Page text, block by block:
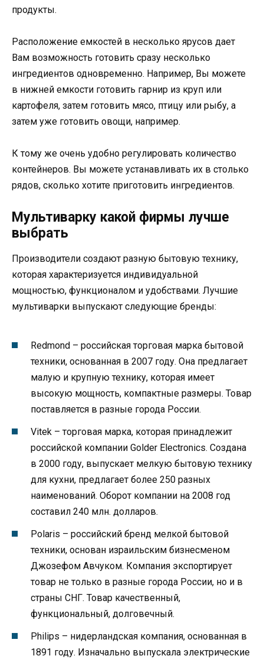
продукты.
Расположение емкостей в несколько ярусов дает
Вам возможность готовить сразу несколько
ингредиентов одновременно. Например, Вы можете
в нижней емкости готовить гарнир из круп или
картофеля, затем готовить мясо, птицу или рыбу, а
затем уже готовить овощи, например.
К тому же очень удобно регулировать количество
контейнеров. Вы можете устанавливать их в столько
рядов, сколько хотите приготовить ингредиентов.
Мультиварку какой фирмы лучше
выбрать
Производители создают разную бытовую технику,
которая характеризуется индивидуальной
мощностью, функционалом и удобствами. Лучшие
мультиварки выпускают следующие бренды:
Redmond – российская торговая марка бытовой
техники, основанная в 2007 году. Она предлагает
малую и крупную технику, которая имеет
высокую мощность, компактные размеры. Товар
поставляется в разные города России.
Vitek – торговая марка, которая принадлежит
российской компании Golder Electronics. Создана
в 2000 году, выпускает мелкую бытовую технику
для кухни, предлагает более 250 разных
наименований. Оборот компании на 2008 год
составил 240 млн. долларов.
Polaris – российский бренд мелкой бытовой
техники, основан израильским бизнесменом
Джозефом Авчуком. Компания экспортирует
товар не только в разные города России, но и в
страны СНГ. Товар качественный,
функциональный, долговечный.
Philips – нидерландская компания, основанная в
1891 году. Изначально выпускала электрические